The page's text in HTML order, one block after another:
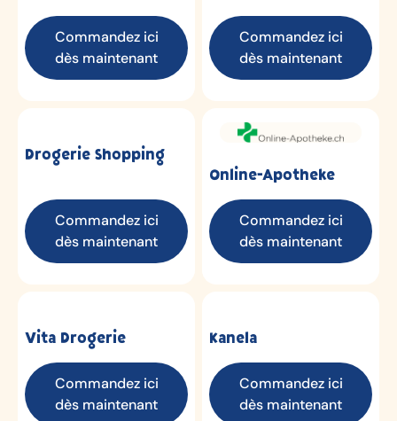
Commandez ici
dès maintenant
Commandez ici
dès maintenant
Drogerie Shopping
Commandez ici
dès maintenant
Online-Apotheke
Commandez ici
dès maintenant
Vita Drogerie
Commandez ici
dès maintenant
Kanela
Commandez ici
dès maintenant